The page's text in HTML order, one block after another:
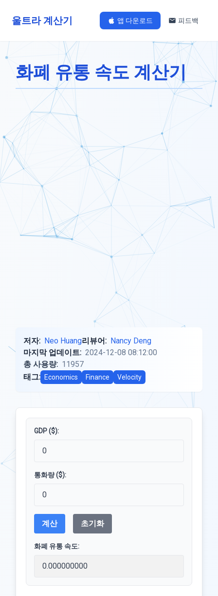
울트라 계산기 앱 다운로드 피드백
화폐 유통 속도 계산기
저자: Neo Huang리뷰어: Nancy Deng
마지막 업데이트: 2024-12-08 08:12:00
총 사용량: 11957
태그:
Economics Finance Velocity
GDP ($):
통화량 ($):
계산 초기화
화폐 유통 속도: